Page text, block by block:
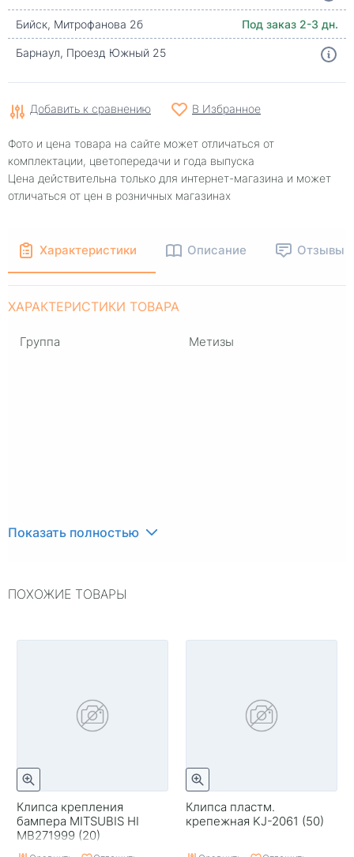
Бийск, Митрофанова 2б
Под заказ 2-3 дн.
Барнаул, Проезд Южный 25
Добавить к сравнению В Избранное
Фото и цена товара на сайте может отличаться от
комплектации, цветопередачи и года выпуска
Цена действительна только для интернет-магазина и может
отличаться от цен в розничных магазинах
Характеристики Описание Отзывы
ХАРАКТЕРИСТИКИ ТОВАРА
Группа Метизы
Показать полностью
ПОХОЖИЕ ТОВАРЫ
Клипса крепления
бампера MITSUBIS HI
MB271999 (20)
Клипса пластм.
крепежная KJ-2061 (50)